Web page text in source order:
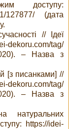
доступу:
1/127877/ (дата
// Ідеї
tag/
– Назва з
[з писанками] //
dekoru.com/tag/
– Назва з
натуральних
https://idei-